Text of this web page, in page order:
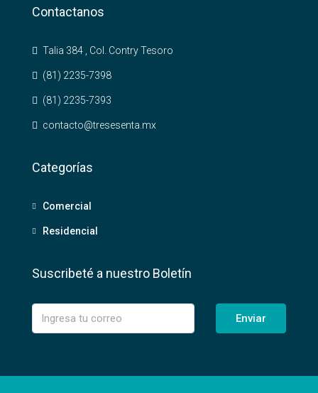
Contactanos
Talia 384 , Col. Contry Tesoro
(81) 2235-7398
(81) 2235-7393
contacto@tresesenta.mx
Categorías
Comercial
Residencial
Suscribeté a nuestro Boletín
Enviar